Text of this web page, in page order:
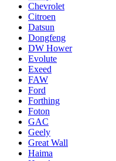
Chevrolet
Citroen
Datsun
Dongfeng
DW Hower
Evolute
Exeed
FAW
Ford
Forthing
Foton
GAC
Geely
Great Wall
Haima